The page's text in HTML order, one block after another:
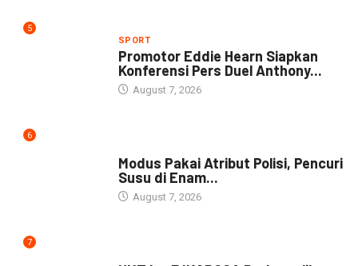
5
SPORT
Promotor Eddie Hearn Siapkan
Konferensi Pers Duel Anthony...
August 7, 2026
6
Modus Pakai Atribut Polisi, Pencuri
Susu di Enam...
August 7, 2026
7